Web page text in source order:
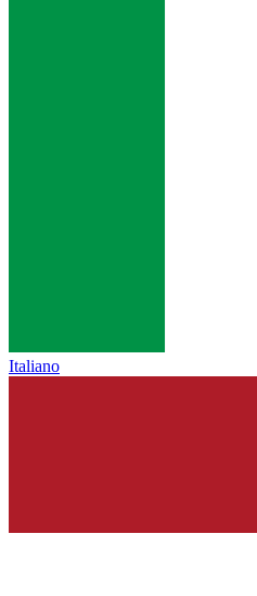
Italiano